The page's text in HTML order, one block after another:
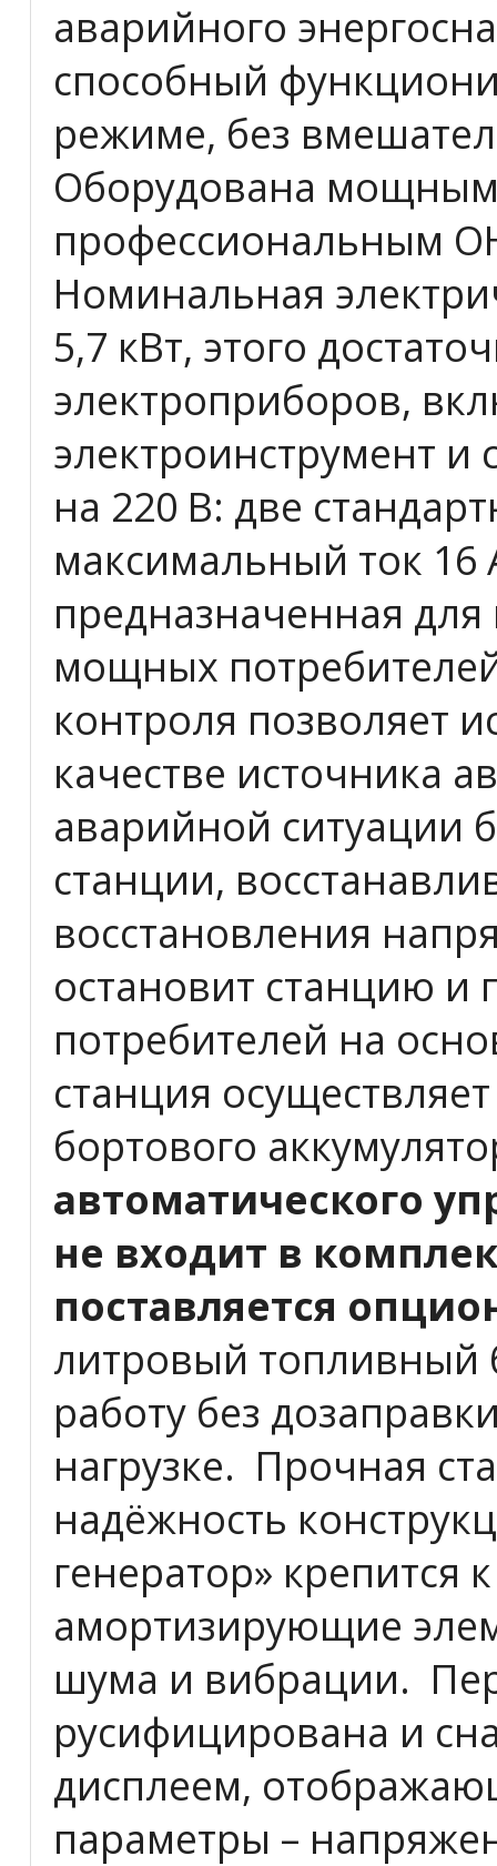
аварийного
способный
режиме, без
Оборудована
профессиональным
Номинальная
5,7 кВт, этого
электроприборов,
электроинструмент и
на 220 В: две
максимальный ток 16
предназначенная
мощных
контроля позволяет
качестве источника
аварийной ситуации
станции,
восстановления
остановит станцию и
потребителей на
станция
бортового
автоматического
не входит в
поставляется
литровый топливный
работу без
нагрузке. Прочная
надёжность
генератор» крепится
амортизирующие
шума и вибрации.
русифицирована и
дисплеем,
параметры –